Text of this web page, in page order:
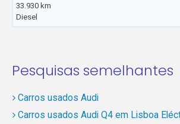
33.930 km
Diesel
Pesquisas semelhantes
Carros usados Audi
Carros usados Audi Q4 em Lisboa